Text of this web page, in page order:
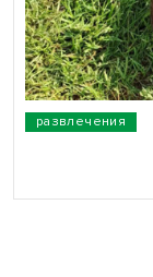
развлечения